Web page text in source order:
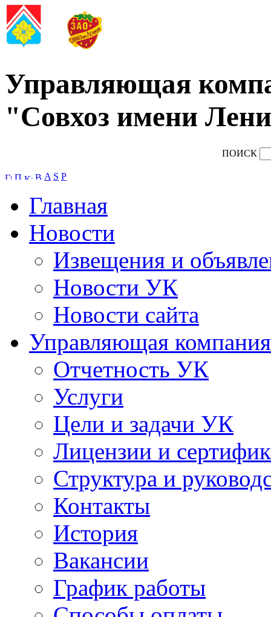
Управляющая
"Совхоз имени
ПОИСК
A S P
Главная
Новости
Извещения и
Новости УК
Новости сайта
Управляющая компания
Отчетность УК
Услуги
Цели и задачи УК
Лицензии и
Структура и
Контакты
История
Вакансии
График работы